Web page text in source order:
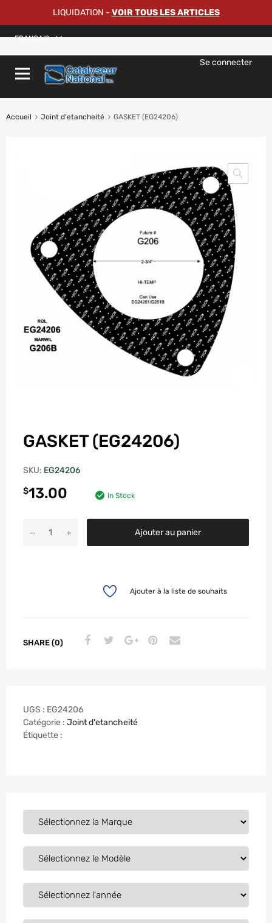
LIQUIDATION - VOIR TOUS LES ARTICLES
FRANÇAIS
Se connecter
Accueil Joint d'etancheité GASKET (EG24206)
GASKET (EG24206)
SKU: EG24206
$13.00 In Stock
Ajouter au panier
Ajouter à la liste de souhaits
SHARE (0)
UGS : EG24206
Catégorie : Joint d'etancheité
Étiquette :